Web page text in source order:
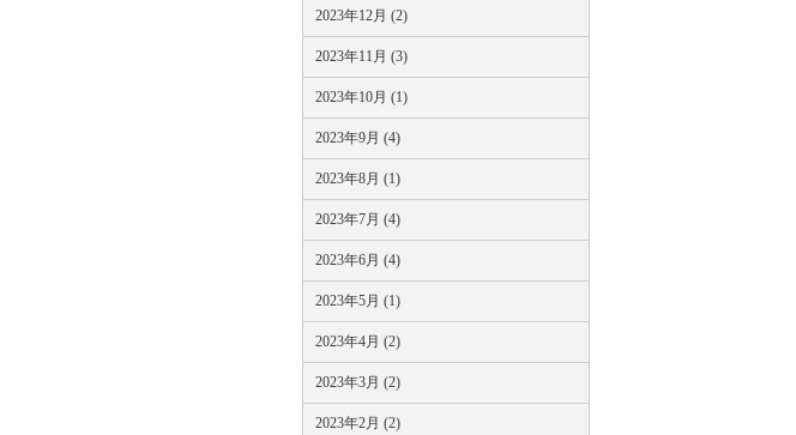
2023年12月 (2)
2023年11月 (3)
2023年10月 (1)
2023年9月 (4)
2023年8月 (1)
2023年7月 (4)
2023年6月 (4)
2023年5月 (1)
2023年4月 (2)
2023年3月 (2)
2023年2月 (2)